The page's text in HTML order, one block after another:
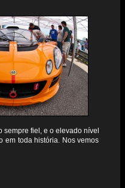
fiel, e o elevado nível
em toda história. Nos vemos